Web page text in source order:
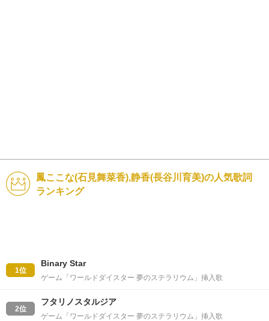
鳳ここな(石見舞菜香),静香(長谷川育美)の人気歌詞
ランキング
1位
Binary Star
ゲーム「ワールドダイスター 夢のステラリウム」挿入歌
2位
フタリノスタルジア
ゲーム「ワールドダイスター 夢のステラリウム」挿入歌